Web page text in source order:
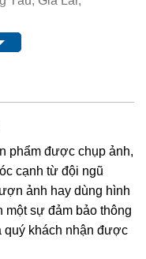
coi là do sự có mặt
Vì vậy, người ta
và
của ametit là do có
hơn cho thấy sự
sẽ tạo nên màu .
phẩm được chụp ảnh,
cạnh từ đội ngũ
ảnh hay dùng hình
một sự đảm bảo thông
quý khách nhận được